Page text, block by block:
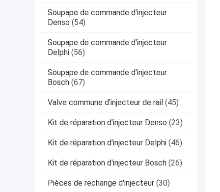
Soupape de commande d'injecteur
Denso (54)
Soupape de commande d'injecteur
Delphi (56)
Soupape de commande d'injecteur
Bosch (67)
Valve commune d'injecteur de rail (45)
Kit de réparation d'injecteur Denso (23)
Kit de réparation d'injecteur Delphi (46)
Kit de réparation d'injecteur Bosch (26)
Pièces de rechange d'injecteur (30)